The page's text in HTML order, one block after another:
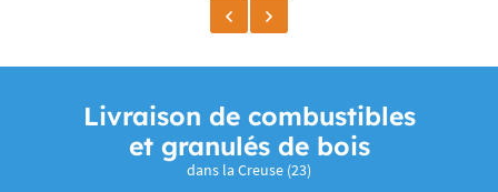
ACTUALITÉSLivraison de combustibles
et granulés de bois
dans la Creuse (23)